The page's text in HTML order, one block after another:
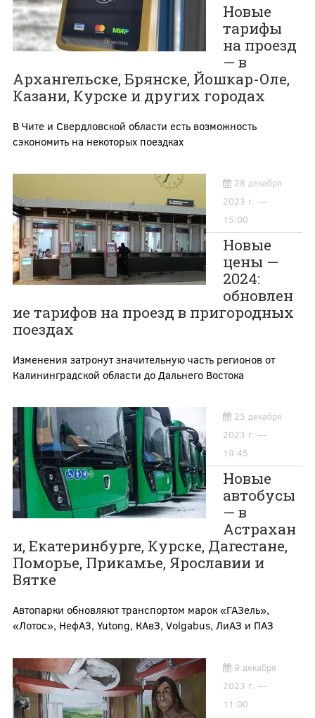
Новые
тарифы
на проезд
— в
Архангельске, Брянске, Йошкар-Оле,
Казани, Курске и других городах
В Чите и Свердловской области есть возможность
сэкономить на некоторых поездках
28 декабря
2023 г. —
15:00
Новые
цены —
2024:
обновлен
ие тарифов на проезд в пригородных
поездах
Изменения затронут значительную часть регионов от
Калининградской области до Дальнего Востока
25 декабря
2023 г. —
19:45
Новые
автобусы
— в
Астрахан
и, Екатеринбурге, Курске, Дагестане,
Поморье, Прикамье, Ярославии и
Вятке
Автопарки обновляют транспортом марок «ГАЗель»,
«Лотос», НефАЗ, Yutong, КАвЗ, Volgabus, ЛиАЗ и ПАЗ
9 декабря
2023 г. —
11:00